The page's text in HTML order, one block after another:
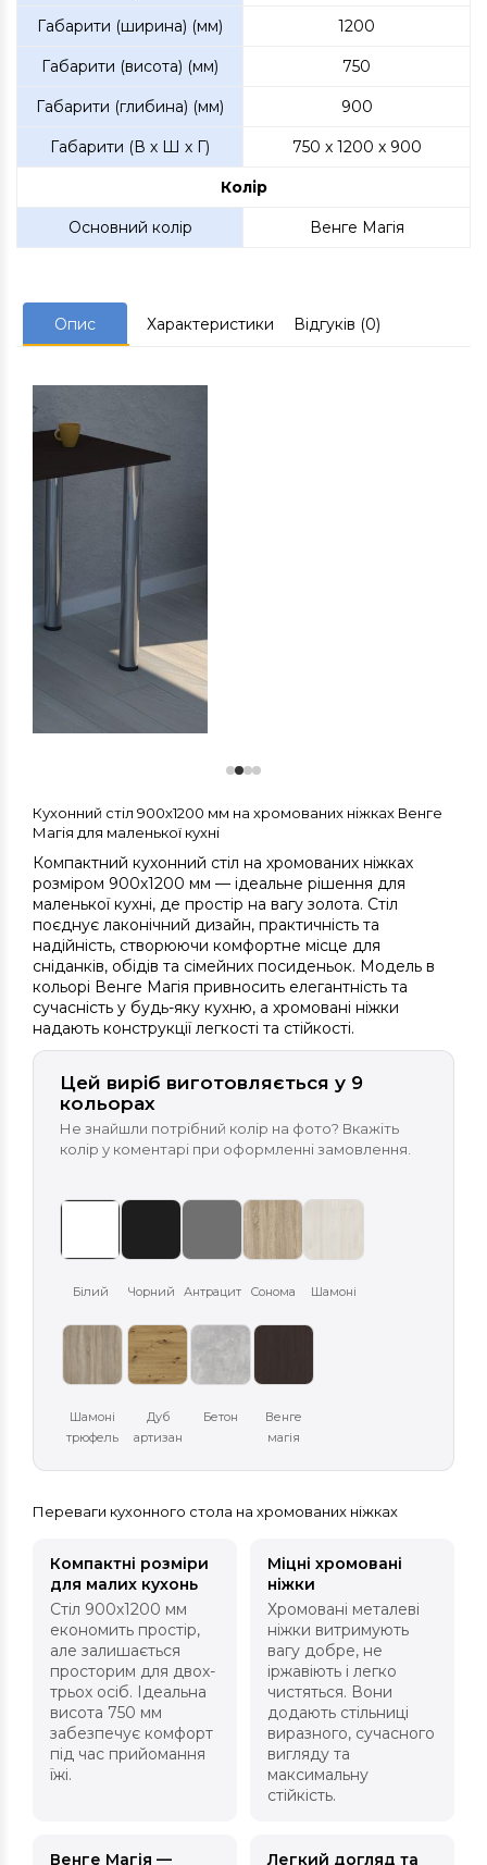
Габарити (ширина) (мм) 1200
Габарити (висота) (мм) 750
Габарити (глибина) (мм) 900
Габарити (В х Ш х Г) 750 x 1200 x 900
Колір
Основний колір Венге Магія
Опис Характеристики Відгуків (0)
Кухонний стіл 900х1200 мм на хромованих ніжках Венге
Магія для маленької кухні
Компактний кухонний стіл на хромованих ніжках
розміром 900х1200 мм — ідеальне рішення для
маленької кухні, де простір на вагу золота. Стіл
поєднує лаконічний дизайн, практичність та
надійність, створюючи комфортне місце для
сніданків, обідів та сімейних посиденьок. Модель в
кольорі Венге Магія привносить елегантність та
сучасність у будь-яку кухню, а хромовані ніжки
надають конструкції легкості та стійкості.
Цей виріб виготовляється у 9
кольорах
Не знайшли потрібний колір на фото? Вкажіть
колір у коментарі при оформленні замовлення.
Білий Чорний Антрацит Сонома Шамоні
Шамоні
трюфель
Дуб
артизан
Бетон
Венге
магія
Переваги кухонного стола на хромованих ніжках
Компактні розміри
для малих кухонь
Стіл 900х1200 мм
економить простір,
але залишається
просторим для двох-
трьох осіб. Ідеальна
висота 750 мм
забезпечує комфорт
під час прийомання
їжі.
Міцні хромовані
ніжки
Хромовані металеві
ніжки витримують
вагу добре, не
іржавіють і легко
чистяться. Вони
додають стільниці
виразного, сучасного
вигляду та
максимальну
стійкість.
Венге Магія — Легкий догляд та